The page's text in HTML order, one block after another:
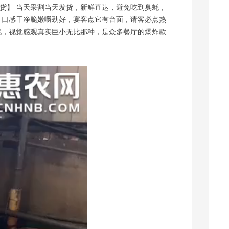
当天采割当天发货，新鲜直达，避免吃到臭蚝，
感干净脆嫩嚼劲好，宴客点它有台面，请客必点热
视觉感观真实巨小无比那种，是众多餐厅的爆炸款